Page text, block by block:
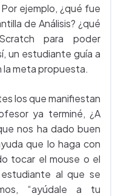
ejemplo, ¿qué fue
de Análisis? ¿qué
para poder
un estudiante guía a
meta propuesta.
los que manifiestan
ya terminé, ¿A
nos ha dado buen
que lo haga con
tocar el mouse o el
al que se
“ayúdale a tu